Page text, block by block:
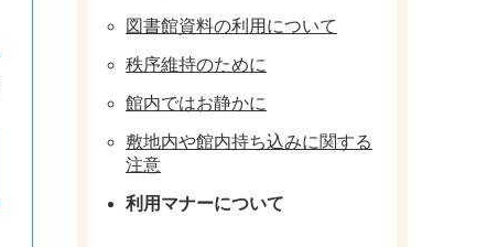
図書館資料の利用について
秩序維持のために
館内ではお静かに
敷地内や館内持ち込みに関する
注意
利用マナーについて